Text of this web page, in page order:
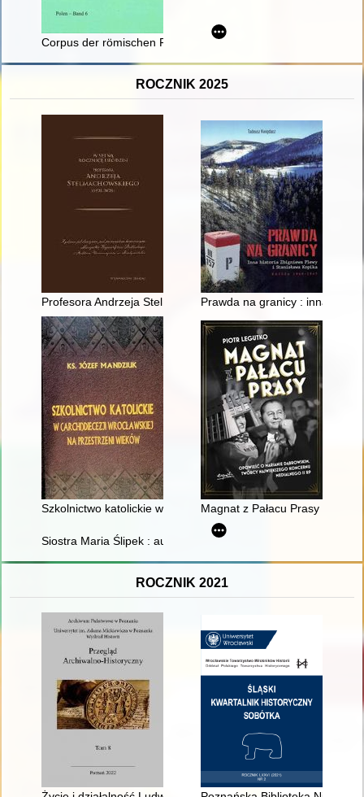
Corpus der römischen Funde im europäischen Barbaricum.
ROCZNIK 2025
Profesora Andrzeja Stelmachowskiego koncepcja prawa
Prawda na granicy : inna
Szkolnictwo katolickie w (archi)diecezji wrocławskiej na
Magnat z Pałacu Prasy :
Siostra Maria Ślipek : autobiografia : to, co jeszcze pamiętam
ROCZNIK 2021